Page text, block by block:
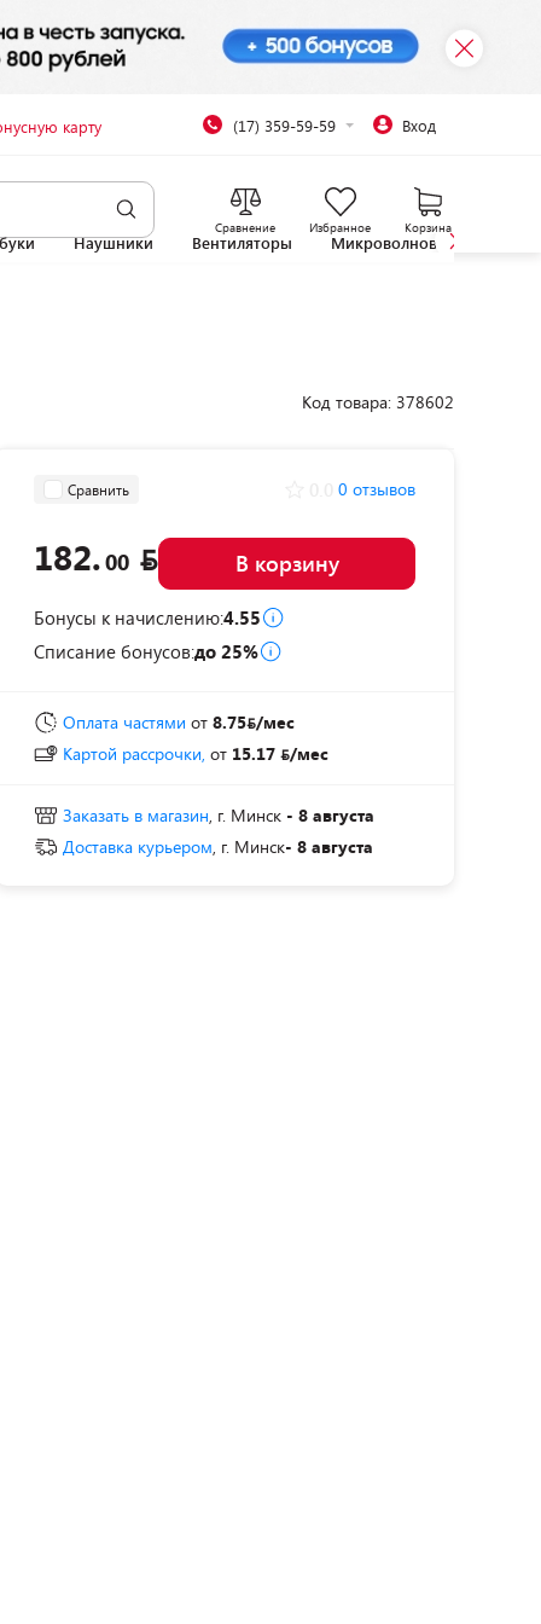
карту (17) 359-59-59 Вход
Сравнение Избранное Корзина
Наушники Вентиляторы Микроволновые печи
Код товара: 378602
Сравнить 0 отзывов
182.00 В корзину
Бонусы к начислению:4.55
Списание бонусов:до 25%
Оплата частями от 8.75 /мес
Картой рассрочки, от 15.17 /мес
Заказать в магазин, г. Минск - 8 августа
Доставка курьером, г. Минск- 8 августа